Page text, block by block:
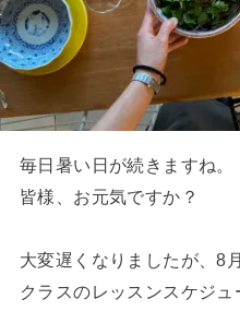
毎日暑い日が続きますね。
皆様、お元気ですか？
大変遅くなりましたが、8
クラスのレッスンスケジュ